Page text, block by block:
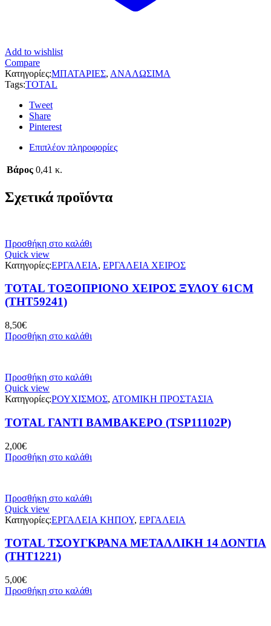
Add to wishlist
Compare
Κατηγορίες:ΜΠΑΤΑΡΙΕΣ, ΑΝΑΛΩΣΙΜΑ
Tags:TOTAL
Tweet
Share
Pinterest
Επιπλέον πληροφορίες
Βάρος 0,41 κ.
Σχετικά προϊόντα
Προσθήκη στο καλάθι
Quick view
Κατηγορίες:ΕΡΓΑΛΕΙΑ, ΕΡΓΑΛΕΙΑ ΧΕΙΡΟΣ
TOTAL ΤΟΞΟΠΡΙΟΝΟ ΧΕΙΡΟΣ ΞΥΛΟΥ 61CM
(THT59241)
8,50€
Προσθήκη στο καλάθι
Προσθήκη στο καλάθι
Quick view
Κατηγορίες:ΡΟΥΧΙΣΜΟΣ, ΑΤΟΜΙΚΗ ΠΡΟΣΤΑΣΙΑ
TOTAL ΓΑΝΤΙ ΒΑΜΒΑΚΕΡΟ (TSP11102P)
2,00€
Προσθήκη στο καλάθι
Προσθήκη στο καλάθι
Quick view
Κατηγορίες:ΕΡΓΑΛΕΙΑ ΚΗΠΟΥ, ΕΡΓΑΛΕΙΑ
TOTAL ΤΣΟΥΓΚΡΑΝΑ ΜΕΤΑΛΛΙΚΗ 14 ΔΟΝΤΙΑ
(THT1221)
5,00€
Προσθήκη στο καλάθι